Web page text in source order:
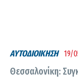
ΑΥΤΟΔΙΟΙΚΗΣΗ 19/
Θεσσαλονίκη: